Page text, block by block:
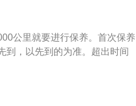
统等的保养范围。汽车保养的
预防故障发生，减缓劣化过
前、行车中、收车后的作业，
安全检视，是保持车辆正常工
维修企业负责执行，作业中心
业中心内容除一级维护作业
公里就要进行保养。首次保养
到，以先到的为准。超出时间
是指定期对汽车的零件的性能
降低车辆的后期保养费用。保